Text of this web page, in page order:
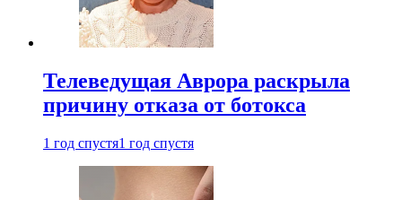
Телеведущая Аврора раскрыла
причину отказа от ботокса
1 год спустя1 год спустя